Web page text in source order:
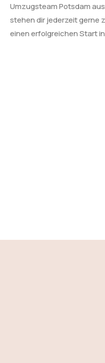
Umzugsteam Potsdam
stehen dir jederzeit gerne
einen erfolgreichen Start